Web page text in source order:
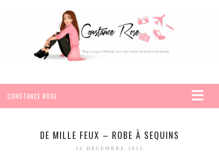
CONSTANCE ROSE
VOYAGESDE MILLE FEUX – ROBE À SEQUINS
16 DÉCEMBRE 2012